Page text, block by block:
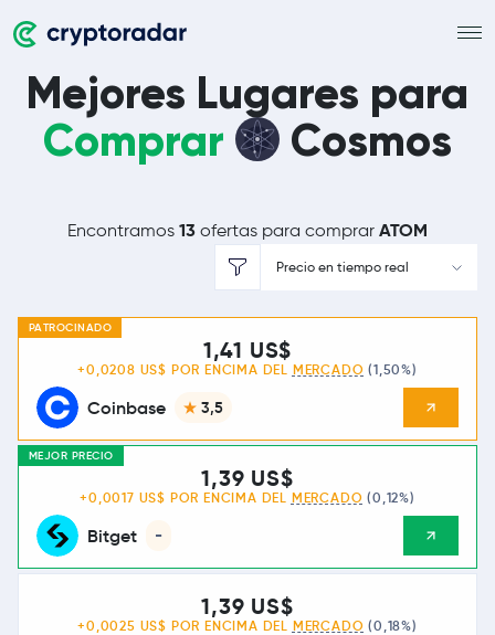
Mejores Lugares para
Comprar
Cosmos
Encontramos 13 ofertas para comprar ATOM
Precio en tiempo real
PATROCINADO
Coinbase 3,5
1,41 US$
+0,0208 US$ POR ENCIMA DEL MERCADO (1,50%)
MEJOR PRECIO
Bitget -
1,39 US$
+0,0017 US$ POR ENCIMA DEL MERCADO (0,12%)
1,39 US$
+0,0025 US$ POR ENCIMA DEL MERCADO (0,18%)